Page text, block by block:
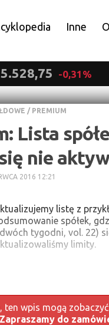
Inne
5.528,75 -0,31%
/ PREMIUM
Lista
nie
2016 12:21
listę z
spółek,
tygodni, vol. 22)
limity.
ten wpis mogą
Zapraszamy do